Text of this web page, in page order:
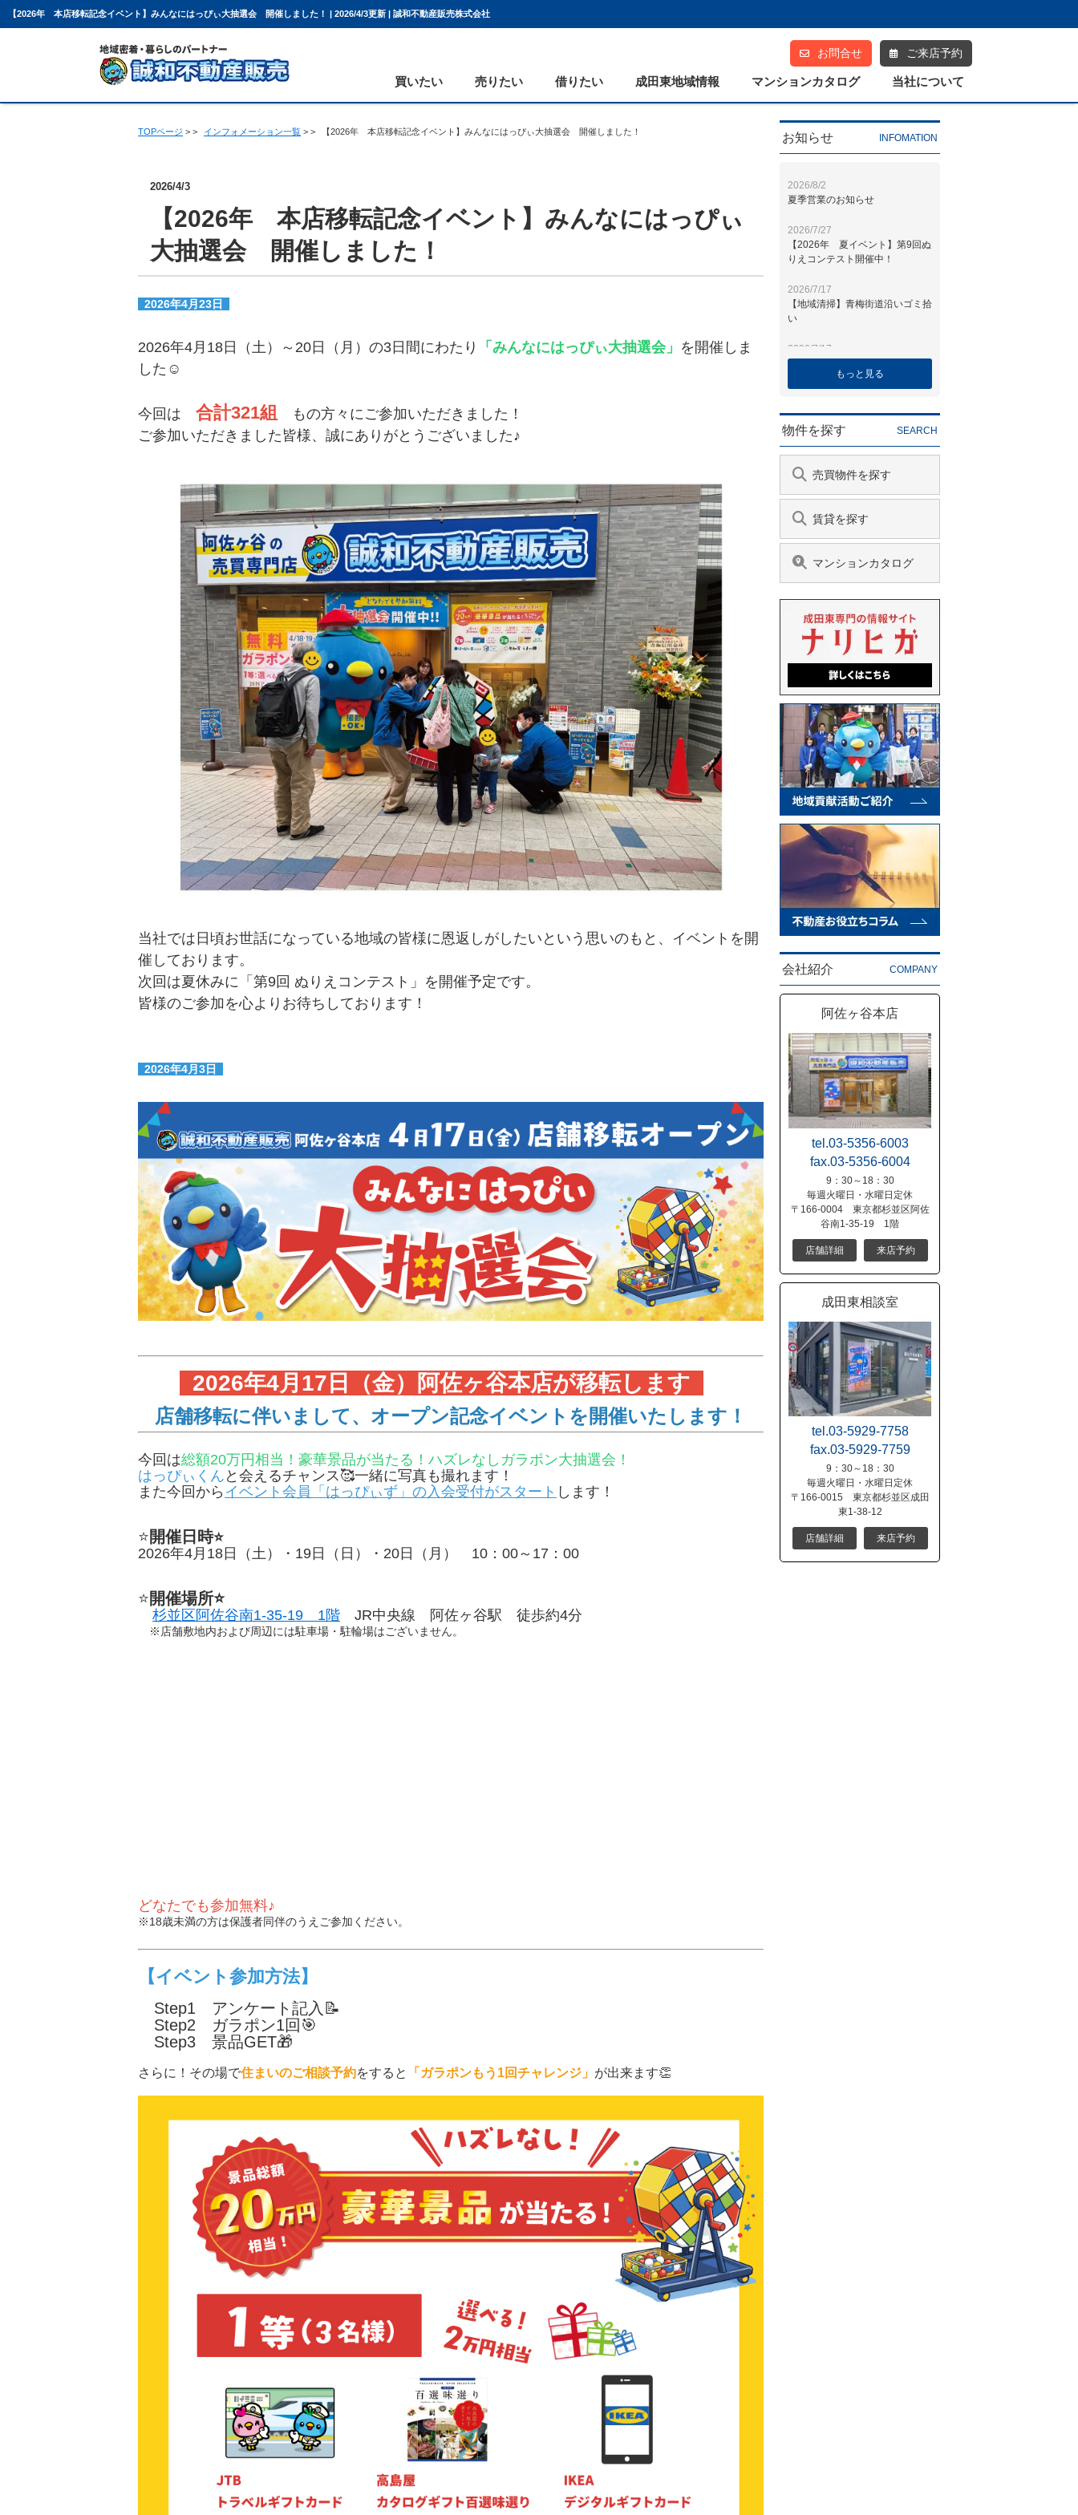
【2026年 本店移転記念イベント】みんなにはっぴぃ大抽選会 開催しました！ | 2026/4/3更新 | 誠和不動産販売株式会社
お問合せ ご来店予約
買いたい 売りたい 借りたい 成田東地域情報 マンションカタログ 当社について
TOPページ > インフォメーション一覧 > 【2026年 本店移転記念イベント】みんなにはっぴぃ大抽選会 開催しました！
2026/4/3
【2026年 本店移転記念イベント】みんなにはっぴぃ
大抽選会 開催しました！
2026年4月23日
2026年4月18日（土）～20日（月）の3日間にわたり 「みんなにはっぴぃ大抽選会」 を開催しま
した☺️
今回は 合計321組
もの方々にご参加いただきました！
ご参加いただきました皆様、誠にありがとうございました♪
当社では日頃お世話になっている地域の皆様に恩返しがしたいという思いのもと、イベントを開
催しております。
次回は夏休みに「第9回 ぬりえコンテスト」を開催予定です。
皆様のご参加を心よりお待ちしております！
2026年4月3日
2026年4月17日（金）阿佐ヶ谷本店が移転します
店舗移転に伴いまして、オープン記念イベントを開催いたします！
今回は総額20万円相当！豪華景品が当たる！ハズレなしガラポン大抽選会！
はっぴぃくん と会えるチャンス🥰一緒に写真も撮れます！
また今回から イベント会員「はっぴぃず」の入会受付がスタート します！
⭐️開催日時⭐️
2026年4月18日（土）・19日（日）・20日（月） 10：00～17：00
⭐️開催場所⭐️
杉並区阿佐谷南1-35-19 1階 JR中央線 阿佐ヶ谷駅 徒歩約4分
※店舗敷地内および周辺には駐車場・駐輪場はございません。
どなたでも参加無料♪
※18歳未満の方は保護者同伴のうえご参加ください。
【イベント参加方法】
Step1 アンケート記入📝
Step2 ガラポン1回🎯
Step3 景品GET🎁
さらに！その場で住まいのご相談予約をすると 「ガラポンもう1回チャレンジ」 が出来ます👏
お知らせ INFOMATION
もっと見る
物件を探す SEARCH
売買物件を探す
賃貸を探す
マンションカタログ
会社紹介 COMPANY
阿佐ヶ谷本店
tel.03-5356-6003
fax.03-5356-6004
9：30～18：30
毎週火曜日・水曜日定休
〒166-0004 東京都杉並区阿佐
谷南1-35-19 1階
店舗詳細 来店予約
成田東相談室
tel.03-5929-7758
fax.03-5929-7759
9：30～18：30
毎週火曜日・水曜日定休
〒166-0015 東京都杉並区成田
東1-38-12
店舗詳細 来店予約